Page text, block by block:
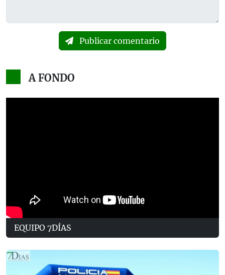
Publicar comentario
A FONDO
EQUIPO 7DÍAS